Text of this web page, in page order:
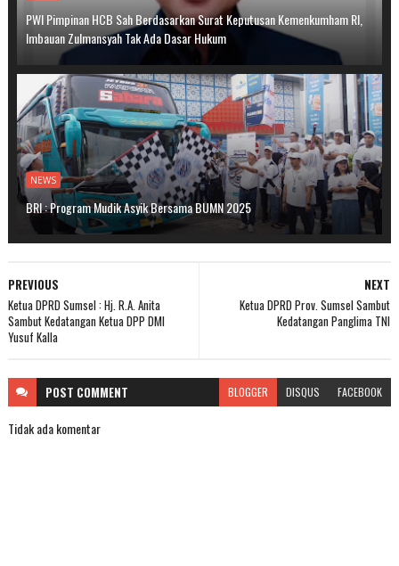
PWI Pimpinan HCB Sah Berdasarkan Surat Keputusan Kemenkumham RI,
Imbauan Zulmansyah Tak Ada Dasar Hukum
NEWS
BRI : Program Mudik Asyik Bersama BUMN 2025
NEXT
Ketua DPRD Prov. Sumsel Sambut
Kedatangan Panglima TNI
PREVIOUS
Ketua DPRD Sumsel : Hj. R.A. Anita
Sambut Kedatangan Ketua DPP DMI
Yusuf Kalla
POST COMMENT BLOGGER DISQUS FACEBOOK
Tidak ada komentar